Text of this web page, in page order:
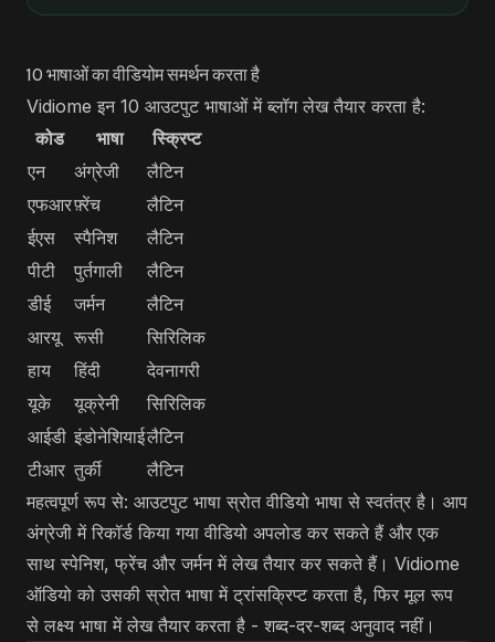
10 भाषाओं का वीडियोम समर्थन करता है
Vidiome इन 10 आउटपुट भाषाओं में ब्लॉग लेख तैयार करता है:
कोड
भाषा
स्क्रिप्ट
एन
अंग्रेजी
लैटिन
एफआरफ़्रेंच
लैटिन
ईएस
स्पैनिश
लैटिन
पीटी
पुर्तगाली
लैटिन
डीई
जर्मन
लैटिन
आरयू रूसी
सिरिलिक
हाय
हिंदी
देवनागरी
यूके
यूक्रेनी
सिरिलिक
आईडी इंडोनेशियाईलैटिन
टीआर तुर्की
लैटिन
महत्वपूर्ण रूप से: आउटपुट भाषा स्रोत वीडियो भाषा से स्वतंत्र है। आप
अंग्रेजी में रिकॉर्ड किया गया वीडियो अपलोड कर सकते हैं और एक
साथ स्पेनिश, फ्रेंच और जर्मन में लेख तैयार कर सकते हैं। Vidiome
ऑडियो को उसकी स्रोत भाषा में ट्रांसक्रिप्ट करता है, फिर मूल रूप
से लक्ष्य भाषा में लेख तैयार करता है - शब्द-दर-शब्द अनुवाद नहीं।